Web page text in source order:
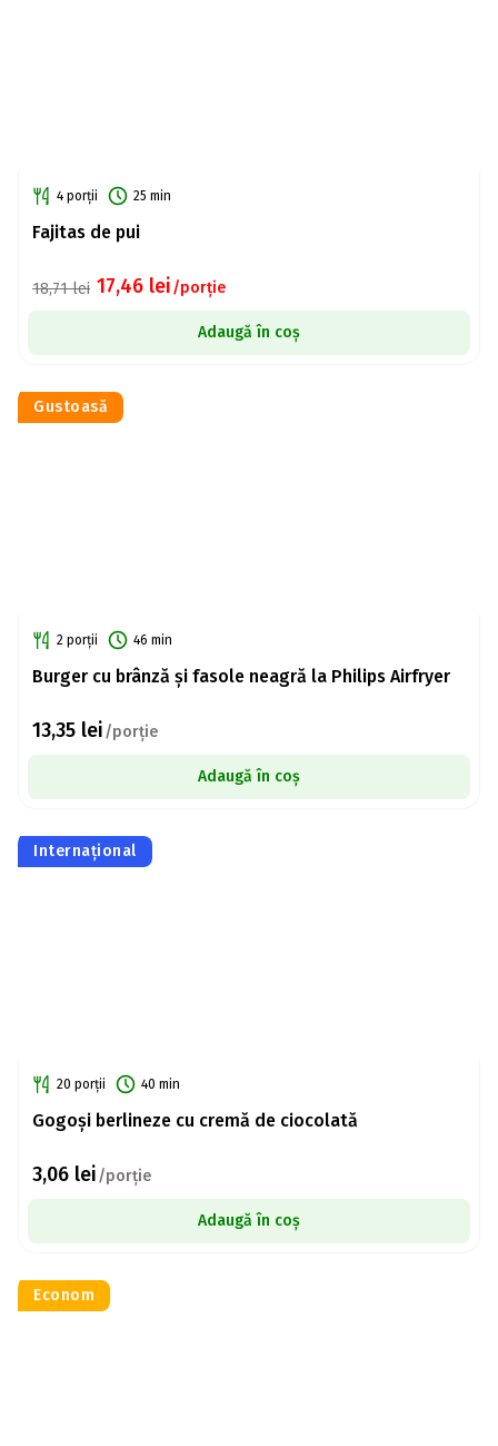
4 porții 25 min
Fajitas de pui
18,71lei 17,46 lei/porție
Adaugă în coș
Gustoasă
2 porții 46 min
Burger cu brânză și fasole neagră la Philips Airfryer
13,35 lei/porție
Adaugă în coș
Internațional
20 porții 40 min
Gogoși berlineze cu cremă de ciocolată
3,06 lei/porție
Adaugă în coș
Econom